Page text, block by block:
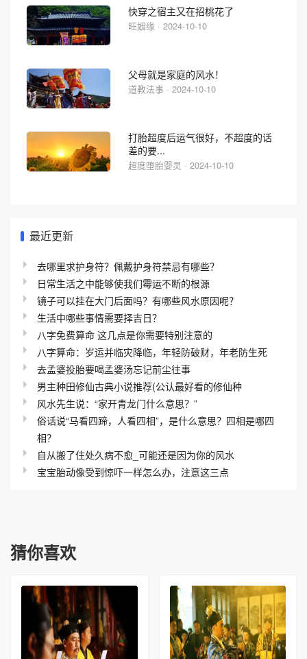
快穿之宿主又在招桃花了
旺姻缘 · 2024-10-10
父母就是家庭的风水！
道教法事 · 2024-10-10
打胎超度后运气很好，不超度的话
差的要...
超度堕胎婴灵 · 2024-10-10
最近更新
去哪里求护身符？佩戴护身符禁忌有哪些？
日常生活之中能够使我们霉运不断的根源
镜子可以挂在大门后面吗？有哪些风水原因呢？
生活中哪些事情需要择吉日？
八字免费算命 这几点是你需要特别注意的
八字算命：岁运并临灾降临，年轻防破财，年老防生死
去孟婆投胎要喝孟婆汤忘记前尘往事
男主种田修仙古典小说推荐(公认最好看的修仙种
风水先生说：“家开青龙门什么意思？”
俗话说“马看四蹄，人看四相”，是什么意思？四相是哪四
相？
自从搬了住处久病不愈_可能还是因为你的风水
宝宝胎动像受到惊吓一样怎么办，注意这三点
猜你喜欢